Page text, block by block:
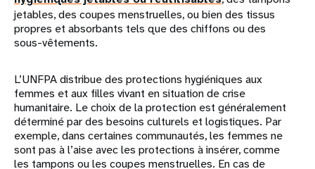
jetables, des coupes menstruelles, ou bien des tissus
propres et absorbants tels que des chiffons ou des
sous-vêtements.
L’UNFPA distribue des protections hygiéniques aux
femmes et aux filles vivant en situation de crise
humanitaire. Le choix de la protection est généralement
déterminé par des besoins culturels et logistiques. Par
exemple, dans certaines communautés, les femmes ne
sont pas à l’aise avec les protections à insérer, comme
les tampons ou les coupes menstruelles. En cas de